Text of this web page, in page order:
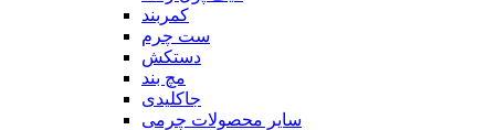
کمربند
ست چرم
دستکش
مچ بند
جاکلیدی
سایر محصولات چرمی